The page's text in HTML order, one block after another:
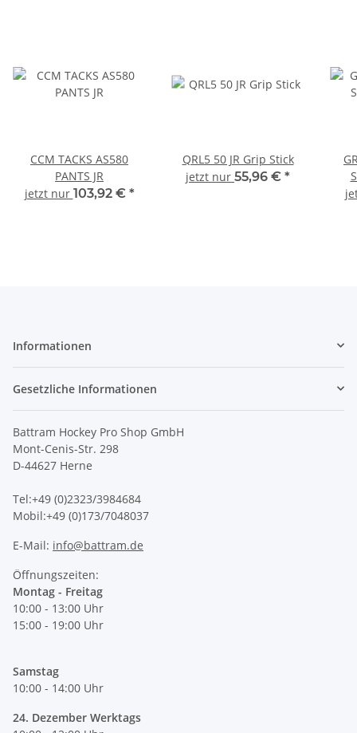
CCM TACKS AS580
PANTS JR
jetzt nur 103,92 € *
QRL5 50 JR Grip Stick
jetzt nur 55,96 € *
Informationen
Gesetzliche Informationen
Battram Hockey Pro Shop GmbH
Mont-Cenis-Str. 298
D-44627 Herne
Tel:+49 (0)2323/3984684
Mobil:+49 (0)173/7048037
E-Mail: info@battram.de
Öffnungszeiten:
Montag - Freitag
10:00 - 13:00 Uhr
15:00 - 19:00 Uhr
Samstag
10:00 - 14:00 Uhr
24. Dezember Werktags